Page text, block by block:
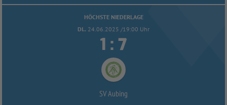
HÖCHSTE NIEDERLAGE
DI.. 24.06.2025 /19:00 Uhr
 : 
SV Aubing